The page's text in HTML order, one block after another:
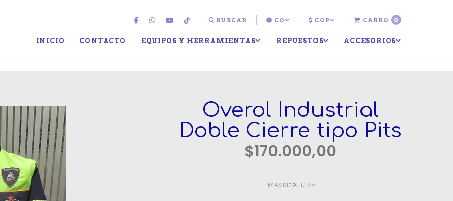
BUSCAR CO COP CARRO 0
INICIO CONTACTO EQUIPOS Y HERRAMIENTAS REPUESTOS ACCESORIOS
Overol Industrial
Doble Cierre tipo Pits
$170.000,00
MÁS DETALLES